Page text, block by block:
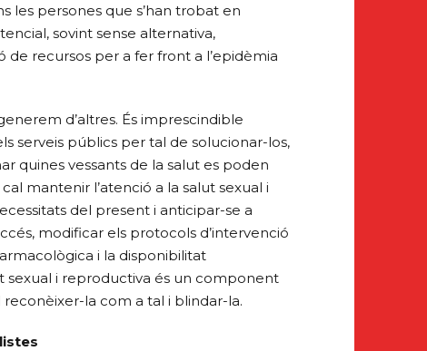
les persones que s’han trobat en
sovint sense alternativa,
de recursos per a fer front a l’epidèmia
d’altres. És imprescindible
serveis públics per tal de solucionar-los,
quines vessants de la salut es poden
mantenir l’atenció a la salut sexual i
del present i anticipar-se a
modificar els protocols d’intervenció
i la disponibilitat
sexual i reproductiva és un component
reconèixer-la com a tal i blindar-la.